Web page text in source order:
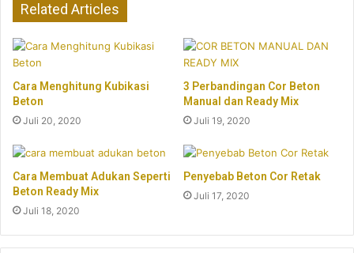
Related Articles
Cara Menghitung Kubikasi
Beton
Juli 20, 2020
3 Perbandingan Cor Beton
Manual dan Ready Mix
Juli 19, 2020
Cara Membuat Adukan Seperti
Beton Ready Mix
Juli 18, 2020
Penyebab Beton Cor Retak
Juli 17, 2020